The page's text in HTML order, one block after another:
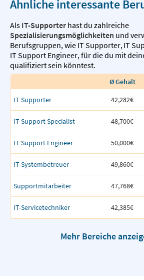
Ähnliche interessante
Als IT-Supporter hast du zahlreiche
Spezialisierungsmöglichkeiten und
Berufsgruppen, wie IT Supporter,IT
IT Support Engineer,für die du mit
qualifiziert sein könntest.
Ø Gehalt
IT Supporter
42,282€
IT Support Specialist 48,700€
IT Support Engineer 50,000€
IT-Systembetreuer 49,860€
Supportmitarbeiter 47,768€
IT-Servicetechniker 42,385€
Mehr Bereiche